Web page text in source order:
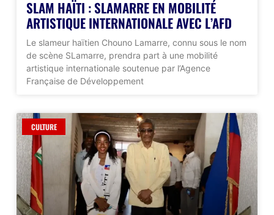
SLAM HAÏTI : SLAMARRE EN MOBILITÉ
ARTISTIQUE INTERNATIONALE AVEC L’AFD
Le slameur haïtien Chouno Lamarre, connu sous le nom
de scène SLamarre, prendra part à une mobilité
artistique internationale soutenue par l’Agence
Française de Développement
CULTURE